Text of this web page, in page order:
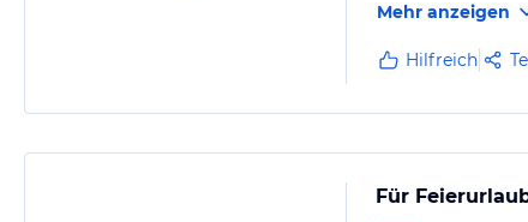
Mehr anzeigen
Hilfreich
Für